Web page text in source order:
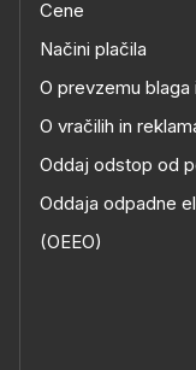
Cene
Načini plačila
O prevzemu blaga
O vračilih in
Oddaj odstop od
Oddaja odpadne
(OEEO)